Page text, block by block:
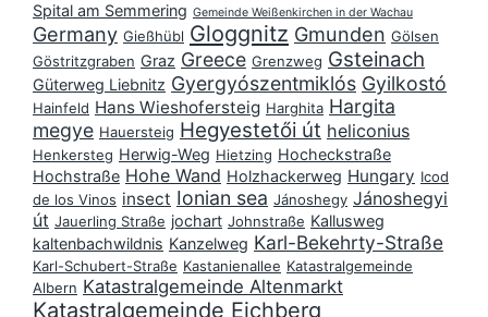
Spital am Semmering Gemeinde Weißenkirchen in der Wachau
Germany Gießhübl Gloggnitz Gmunden Gölsen
Göstritzgraben Graz Greece Grenzweg Gsteinach
Güterweg Liebnitz Gyergyószentmiklós Gyilkostó
Hainfeld Hans Wieshofersteig Harghita Hargita
megye Hauersteig Hegyestetői út heliconius
Henkersteg Herwig-Weg Hietzing Hocheckstraße
Hochstraße Hohe Wand Holzhackerweg Hungary Icod
de los Vinos insect Ionian sea Jánoshegy Jánoshegyi
út Jauerling Straße jochart Johnstraße Kallusweg
kaltenbachwildnis Kanzelweg Karl-Bekehrty-Straße
Karl-Schubert-Straße Kastanienallee Katastralgemeinde
Albern Katastralgemeinde Altenmarkt
Katastralgemeinde Eichberg